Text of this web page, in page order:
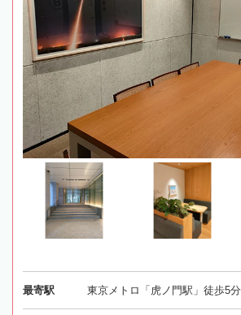
最寄駅 東京メトロ「虎ノ門駅」徒歩5分